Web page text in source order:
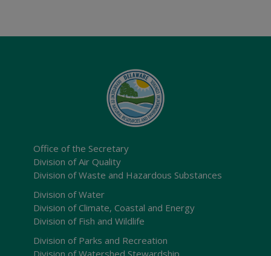
Office of the Secretary
Division of Air Quality
Division of Waste and Hazardous Substances
Division of Water
Division of Climate, Coastal and Energy
Division of Fish and Wildlife
Division of Parks and Recreation
Division of Watershed Stewardship